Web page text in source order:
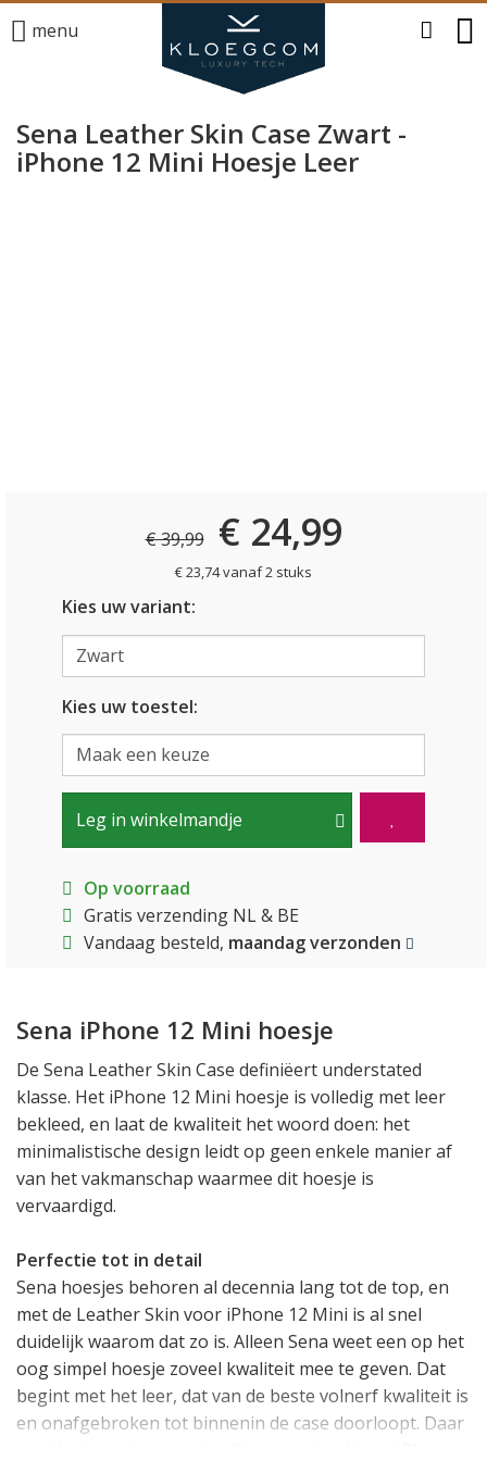
menu
Sena Leather Skin Case Zwart -
iPhone 12 Mini Hoesje Leer
€ 39,99 € 24,99
€ 23,74 vanaf 2 stuks
Kies uw variant:
Kies uw toestel:
Leg in winkelmandje
Op voorraad
Gratis verzending NL & BE
Vandaag besteld, maandag verzonden
Sena iPhone 12 Mini hoesje
De Sena Leather Skin Case definiëert understated
klasse. Het iPhone 12 Mini hoesje is volledig met leer
bekleed, en laat de kwaliteit het woord doen: het
minimalistische design leidt op geen enkele manier af
van het vakmanschap waarmee dit hoesje is
vervaardigd.
Perfectie tot in detail
Sena hoesjes behoren al decennia lang tot de top, en
met de Leather Skin voor iPhone 12 Mini is al snel
duidelijk waarom dat zo is. Alleen Sena weet een op het
oog simpel hoesje zoveel kwaliteit mee te geven. Dat
begint met het leer, dat van de beste volnerf kwaliteit is
en onafgebroken tot binnenin de case doorloopt. Daar